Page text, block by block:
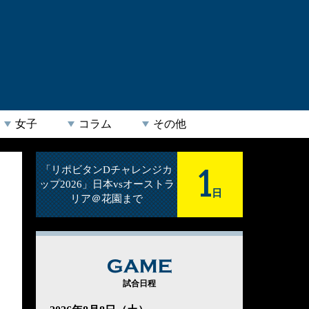
女子 コラム その他
「リポビタンDチャレンジカ
ップ2026」日本vsオーストラ
リア＠花園まで
1 日
GAME
試合日程